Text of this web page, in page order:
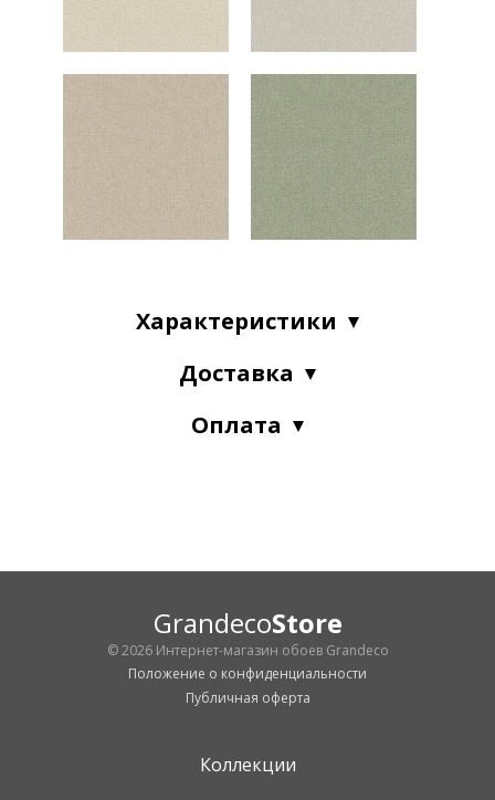
Характеристики
Доставка
Оплата
GrandecoStore
© 2026 Интернет-магазин обоев Grandeco
Положение о конфиденциальности
Публичная оферта
Коллекции